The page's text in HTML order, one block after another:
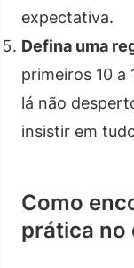
expectativa.
Defina uma
primeiros 10 a
lá não
insistir em
Como
prática no